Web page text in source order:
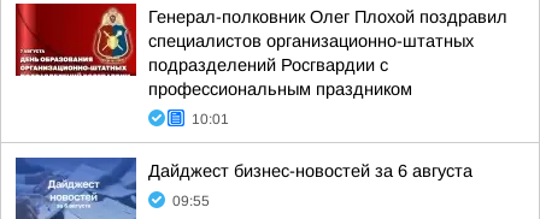
Генерал-полковник Олег Плохой поздравил
специалистов организационно-штатных
подразделений Росгвардии с
профессиональным праздником
10:01
Дайджест бизнес-новостей за 6 августа
09:55